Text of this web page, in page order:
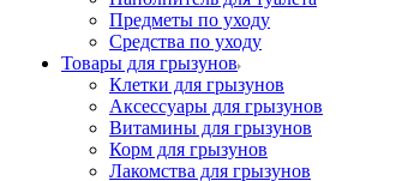
Предметы по уходу
Средства по уходу
Товары для грызунов
Клетки для грызунов
Аксессуары для грызунов
Витамины для грызунов
Корм для грызунов
Лакомства для грызунов